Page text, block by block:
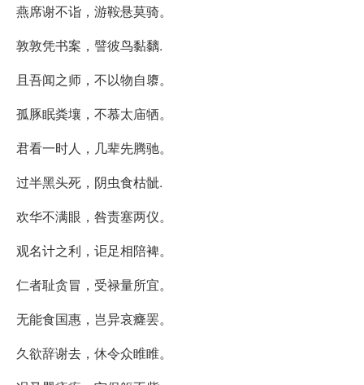
燕席谢不诣，游鞍悬莫骑。
敦敦凭书案，譬彼鸟黏黐.
且吾闻之师，不以物自隳。
孤豚眠粪壤，不慕太庙牺。
君看一时人，几辈先腾驰。
过半黑头死，阴虫食枯骴.
欢华不满眼，咎责塞两仪。
观名计之利，讵足相陪裨。
仁者耻贪冒，受禄量所宜。
无能食国惠，岂异哀癃罢。
久欲辞谢去，休令众睢睢。